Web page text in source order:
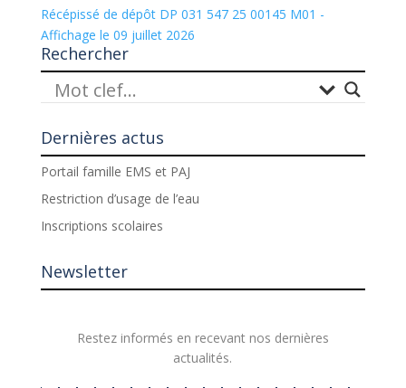
Récépissé de dépôt DP 031 547 25 00145 M01 -
Affichage le 09 juillet 2026
Rechercher
Dernières actus
Portail famille EMS et PAJ
Restriction d’usage de l’eau
Inscriptions scolaires
Newsletter
Restez informés en recevant nos dernières
actualités.